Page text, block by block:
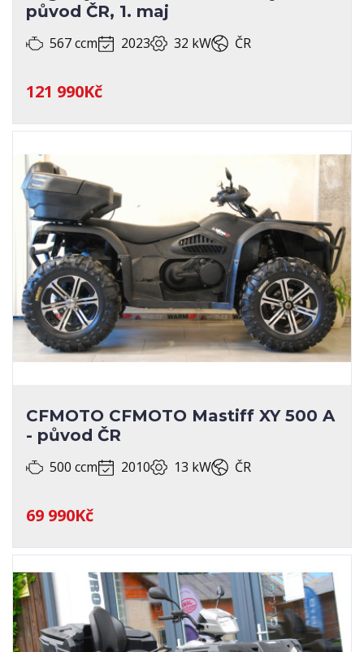
TECHNICKÝ PRŮKAZ
ZEMĚ PŮVODU
původ ČR, 1. maj
567 ccm 2023 32 kW ČR
121 990Kč
CFMOTO CFMOTO Mastiff XY 500 A
- původ ČR
500 ccm 2010 13 kW ČR
69 990Kč